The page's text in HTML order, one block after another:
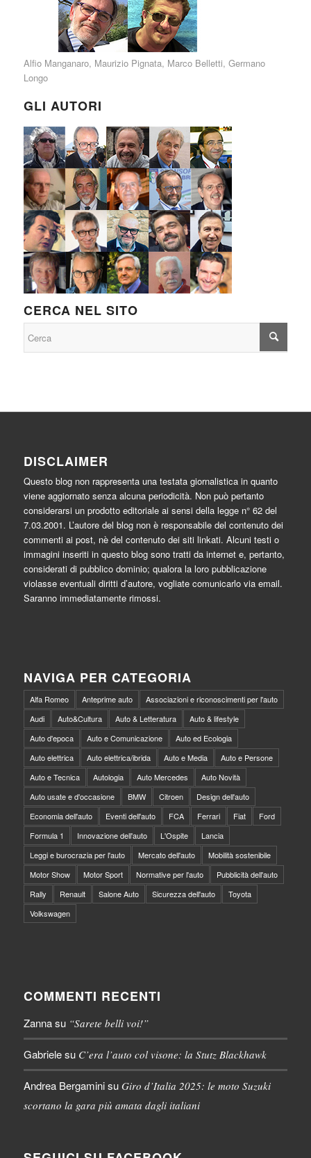
Alfio Manganaro, Maurizio Pignata, Marco Belletti, Germano
Longo
GLI AUTORI
CERCA NEL SITO
DISCLAIMER
Questo blog non rappresenta una testata giornalistica in quanto
viene aggiornato senza alcuna periodicità. Non può pertanto
considerarsi un prodotto editoriale ai sensi della legge n° 62 del
7.03.2001. L’autore del blog non è responsabile del contenuto dei
commenti ai post, nè del contenuto dei siti linkati. Alcuni testi o
immagini inseriti in questo blog sono tratti da internet e, pertanto,
considerati di pubblico dominio; qualora la loro pubblicazione
violasse eventuali diritti d’autore, vogliate comunicarlo via email.
Saranno immediatamente rimossi.
NAVIGA PER CATEGORIA
Alfa Romeo Anteprime auto
Associazioni e riconoscimenti per l'auto
Audi
Auto&Cultura Auto & Letteratura
Auto & lifestyle
Auto d'epoca
Auto e Comunicazione
Auto ed Ecologia
Auto elettrica
Auto elettrica/ibrida Auto e Media
Auto e Persone
Auto e Tecnica
Autologia Auto Mercedes
Auto Novità
Auto usate e d'occasione
BMW Citroen
Design dell'auto
Economia dell'auto
Eventi dell'auto FCA Ferrari Fiat
Ford
Formula 1
Innovazione dell'auto L'Ospite
Lancia
Leggi e burocrazia per l'auto
Mercato dell'auto
Mobilità sostenibile
Motor Show
Motor Sport Normative per l'auto
Pubblicità dell'auto
Rally
Renault Salone Auto Sicurezza dell'auto
Toyota
Volkswagen
COMMENTI RECENTI
Zannasu “Sarete belli voi!”
Gabrielesu C’era l’auto col visone: la Stutz Blackhawk
Andrea Bergaminisu Giro d’Italia 2025: le moto Suzuki
scortano la gara più amata dagli italiani